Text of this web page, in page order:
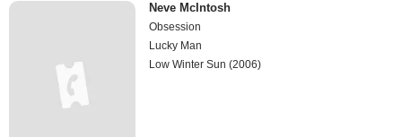
Neve McIntosh
Obsession
Lucky Man
Low Winter Sun (2006)